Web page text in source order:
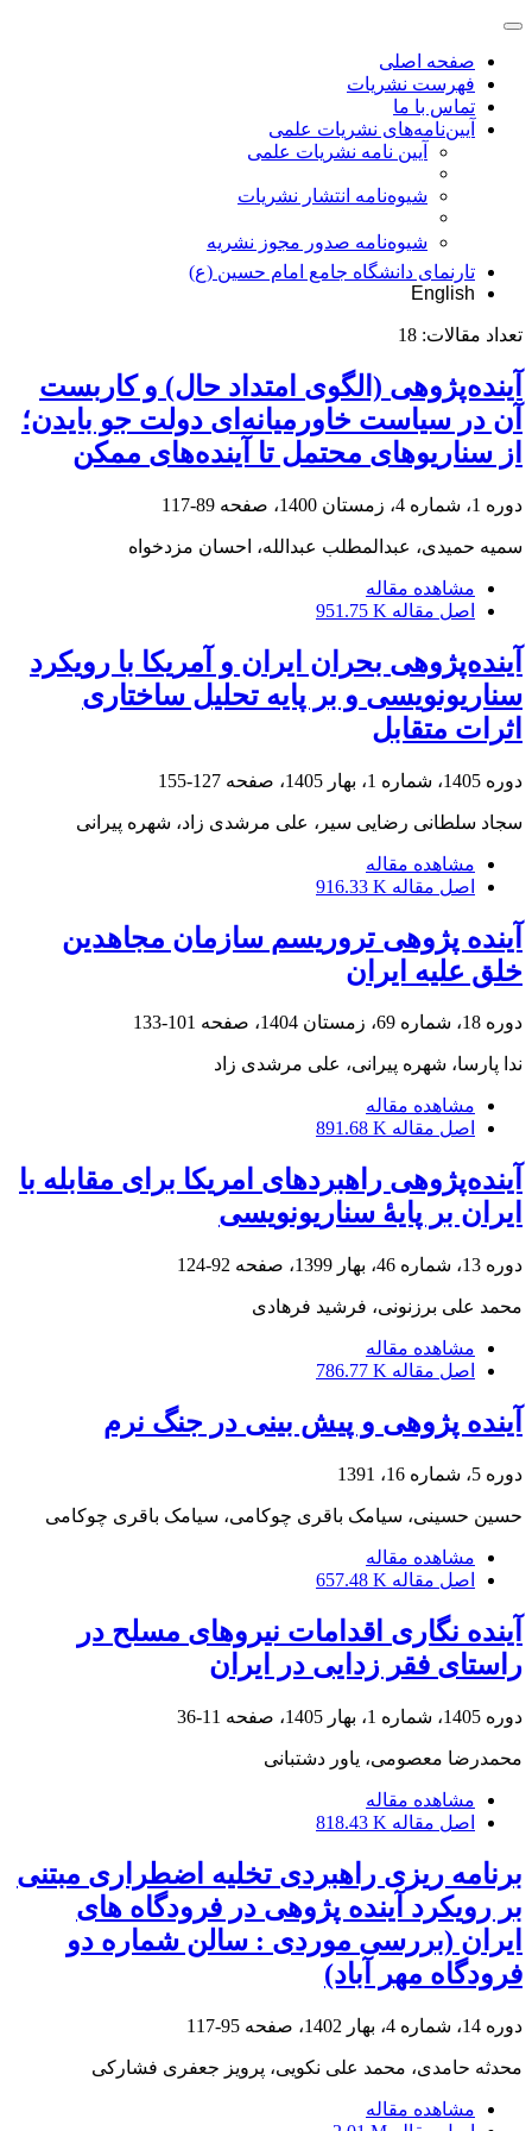
صفحه اصلی
فهرست نشریات
تماس با ما
آیین‌نامه‌های نشریات علمی
آیین نامه نشریات علمی
شیوه‌نامه انتشار نشریات
شیوهنامه صدور مجوز نشریه
تارنمای دانشگاه جامع امام حسین (ع)
English
تعداد مقالات: 18
آینده‌پژوهی (الگوی امتداد ‌حال) و کاربست
آن در سیاست‌ خاورمیانه‌ای دولت جو بایدن؛
از سناریوهای محتمل تا آینده‌های ممکن
دوره 1، شماره 4، زمستان 1400، صفحه 89-117
سمیه حمیدی، عبدالمطلب عبدالله، احسان مزدخواه
مشاهده مقاله
اصل مقاله 951.75 K
آینده‌پژوهی بحران ایران و آمریکا با رویکرد
سناریونویسی و بر پایه تحلیل ساختاری
اثرات متقابل
دوره 1405، شماره 1، بهار 1405، صفحه 127-155
سجاد سلطانی رضایی سیر، علی مرشدی زاد، شهره پیرانی
مشاهده مقاله
اصل مقاله 916.33 K
آینده پژوهی تروریسم سازمان مجاهدین
خلق علیه ایران
دوره 18، شماره 69، زمستان 1404، صفحه 101-133
ندا پارسا، شهره پیرانی، علی مرشدی زاد
مشاهده مقاله
اصل مقاله 891.68 K
آینده‌پژوهی راهبردهای امریکا برای مقابله با
ایران بر پایۀ سناریونویسی
دوره 13، شماره 46، بهار 1399، صفحه 92-124
محمد علی برزنونی، فرشید فرهادی
مشاهده مقاله
اصل مقاله 786.77 K
آینده پژوهی و پیش بینی در جنگ نرم
دوره 5، شماره 16، 1391
حسین حسینی، سیامک باقری چوکامی، سیامک باقری چوکامی
مشاهده مقاله
اصل مقاله 657.48 K
آینده نگاری اقدامات نیروهای مسلح در
راستای فقر زدایی در ایران
دوره 1405، شماره 1، بهار 1405، صفحه 11-36
محمدرضا معصومی، یاور دشتبانی
مشاهده مقاله
اصل مقاله 818.43 K
برنامه ریزی راهبردی تخلیه اضطراری مبتنی
بر رویکرد آینده پژوهی در فرودگاه های
ایران (بررسی موردی : سالن شماره دو
فرودگاه مهر آباد)
دوره 14، شماره 4، بهار 1402، صفحه 95-117
محدثه حامدی، محمد علی نکویی، پرویز جعفری فشارکی
مشاهده مقاله